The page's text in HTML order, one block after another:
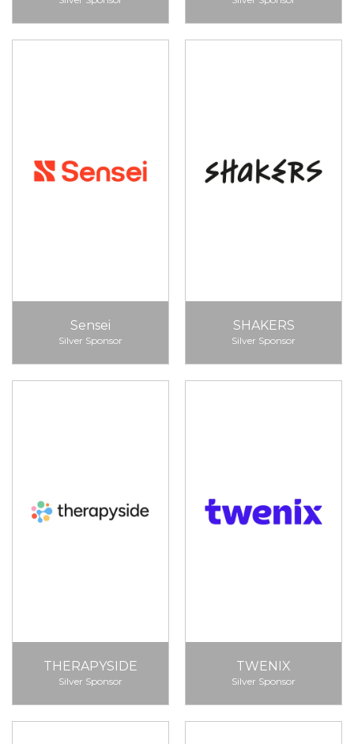
Sensei
Silver Sponsor
SHAKERS
Silver Sponsor
THERAPYSIDE
Silver Sponsor
TWENIX
Silver Sponsor